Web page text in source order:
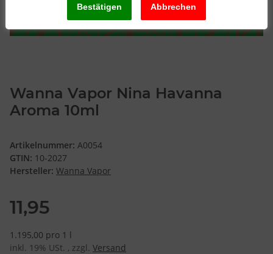
Wanna Vapor Nina Havanna
Aroma 10ml
Artikelnummer: A0054
GTIN: 10-2027
Hersteller: Wanna Vapor
11,95
1.195,00 pro 1 l
inkl. 19% USt. , zzgl. Versand